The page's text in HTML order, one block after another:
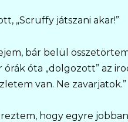
„Scruffy játszani akar!”
bár belül
órák óta „dolgozott” az
van. Ne zavarjatok.”
hogy egyre jobban